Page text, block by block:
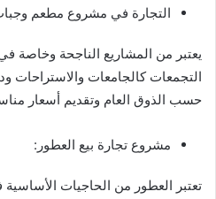
التجارة في مشروع مطعم
يعتبر من المشاريع الناجحة وخاصة
التجمعات كالجامعات والاستراحات
حسب الذوق العام وتقديم أسعار
مشروع تجارة بيع العطور:
تعتبر العطور من الحاجيات